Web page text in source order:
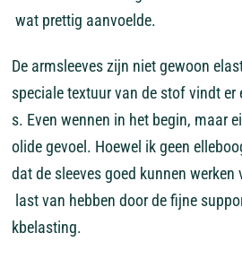
wat prettig aanvoelde.
De armsleeves zijn niet gewoon
speciale textuur van de stof vindt er
s. Even wennen in het begin, maar
olide gevoel. Hoewel ik geen
dat de sleeves goed kunnen werken
last van hebben door de fijne
kbelasting.